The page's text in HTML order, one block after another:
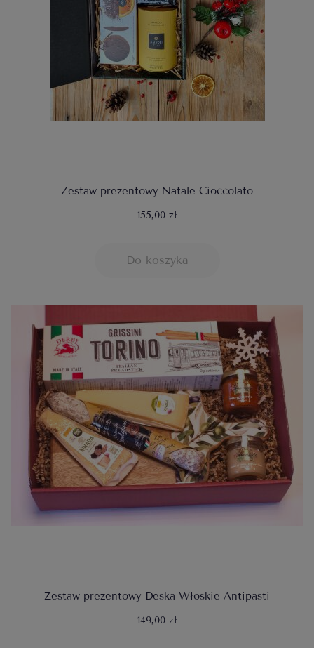
Zestaw prezentowy Natale Cioccolato
155,00 zł
Do koszyka
Zestaw prezentowy Deska Włoskie Antipasti
149,00 zł